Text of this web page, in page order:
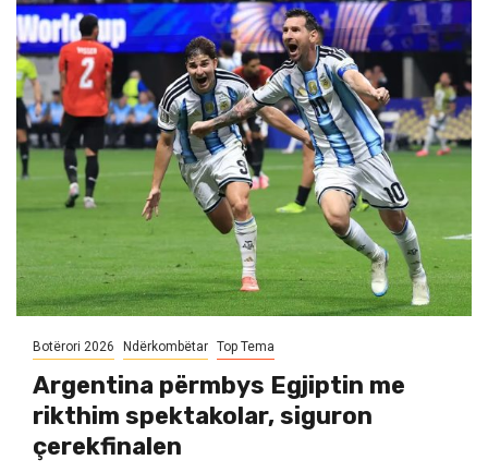
Botërori 2026 Ndërkombëtar Top Tema
Argentina përmbys Egjiptin me
rikthim spektakolar, siguron
çerekfinalen